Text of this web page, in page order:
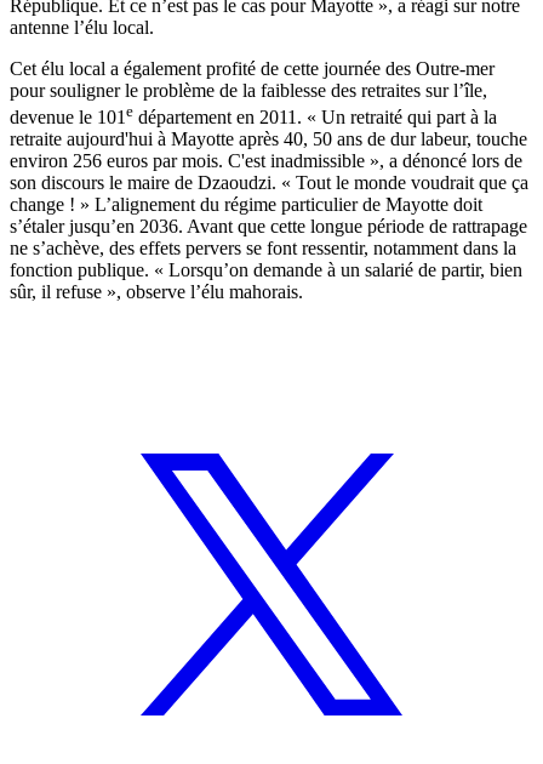
République. Et ce n’est pas le cas pour Mayotte », a réagi sur notre
antenne l’élu local.
Cet élu local a également profité de cette journée des Outre-mer
pour souligner le problème de la faiblesse des retraites sur l’île,
devenue le 101e département en 2011. « Un retraité qui part à la
retraite aujourd'hui à Mayotte après 40, 50 ans de dur labeur, touche
environ 256 euros par mois. C'est inadmissible », a dénoncé lors de
son discours le maire de Dzaoudzi. « Tout le monde voudrait que ça
change ! » L’alignement du régime particulier de Mayotte doit
s’étaler jusqu’en 2036. Avant que cette longue période de rattrapage
ne s’achève, des effets pervers se font ressentir, notamment dans la
fonction publique. « Lorsqu’on demande à un salarié de partir, bien
sûr, il refuse », observe l’élu mahorais.